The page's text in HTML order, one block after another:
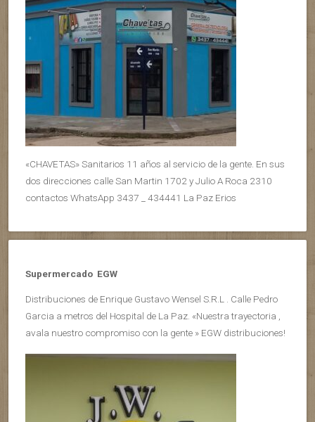
«CHAVETAS» Sanitarios 11 años al servicio de la gente. En sus
dos direcciones calle San Martin 1702 y Julio A Roca 2310
contactos WhatsApp 3437 _ 434441 La Paz Erios
Supermercado EGW
Distribuciones de Enrique Gustavo Wensel S.R.L . Calle Pedro
Garcia a metros del Hospital de La Paz. «Nuestra trayectoria ,
avala nuestro compromiso con la gente » EGW distribuciones!